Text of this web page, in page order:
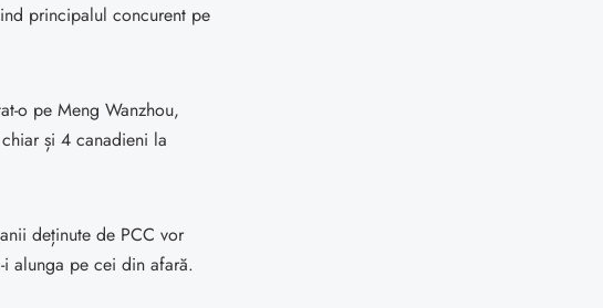
principalul concurent pe
o pe Meng Wanzhou,
și 4 canadieni la
deținute de PCC vor
i alunga pe cei din afară.